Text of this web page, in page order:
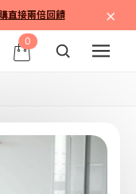
直接兩倍回饋 ×
0